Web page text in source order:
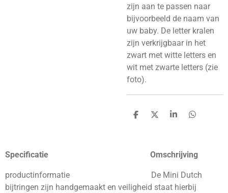
zijn aan te passen naar
bijvoorbeeld de naam van
uw baby. De letter kralen
zijn verkrijgbaar in het
zwart met witte letters en
wit met zwarte letters (zie
foto).
D
D
S
e
D
n
Specificatie Omschrijving
productinformatie De Mini Dutch
bijtringen zijn handgemaakt en veiligheid staat hierbij